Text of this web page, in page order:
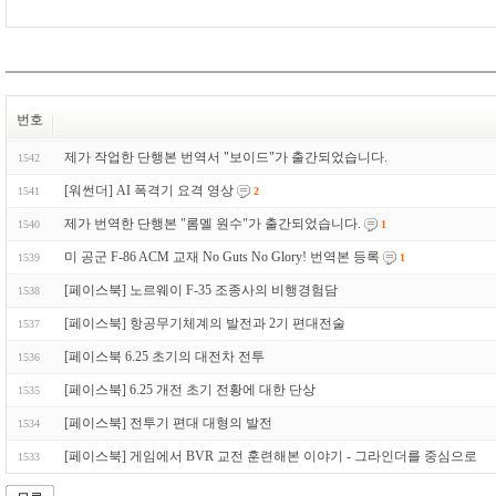
번호
1542 제가 작업한 단행본 번역서 "보이드"가 출간되었습니다.
1541 [워썬더] AI 폭격기 요격 영상 2
1540 제가 번역한 단행본 "롬멜 원수"가 출간되었습니다. 1
1539 미 공군 F-86 ACM 교재 No Guts No Glory! 번역본 등록 1
1538 [페이스북] 노르웨이 F-35 조종사의 비행경험담
1537 [페이스북] 항공무기체계의 발전과 2기 편대전술
1536 [페이스북 6.25 초기의 대전차 전투
1535 [페이스북] 6.25 개전 초기 전황에 대한 단상
1534 [페이스북] 전투기 편대 대형의 발전
1533 [페이스북] 게임에서 BVR 교전 훈련해본 이야기 - 그라인더를 중심으로